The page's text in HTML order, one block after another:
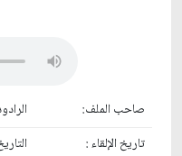
صاحب الملف:
تاريخ الإلقاء :
التاريخ